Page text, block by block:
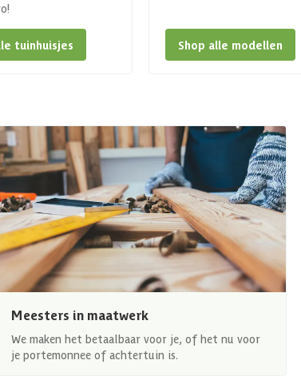
tuinhuisjes Shop alle modellen
Meesters in maatwerk
We maken het betaalbaar voor je, of het nu voor
je portemonnee of achtertuin is.